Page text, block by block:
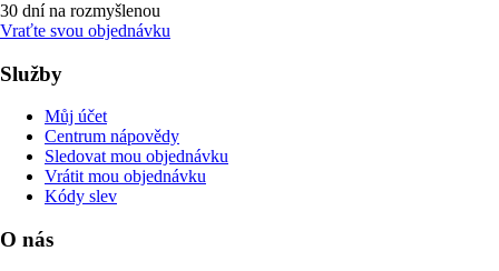
30 dní na rozmyšlenou
Vraťte svou objednávku
Služby
Můj účet
Centrum nápovědy
Sledovat mou objednávku
Vrátit mou objednávku
Kódy slev
O nás